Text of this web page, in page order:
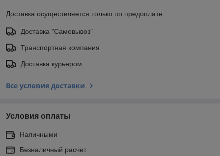
Доставка осуществляется только по предоплате.
Доставка "Самовывоз"
Транспортная компания
Доставка курьером
Все условия доставки
Условия оплаты
Наличными
Безналичный расчет